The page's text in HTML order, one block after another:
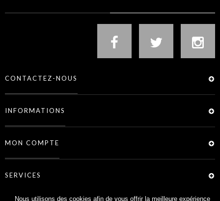
Nous utilisons des cookies afin de vous offrir la meilleure expérience
CONTACTEZ-NOUS
INFORMATIONS
MON COMPTE
SERVICES